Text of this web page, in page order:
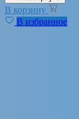
В корзину
В избранное